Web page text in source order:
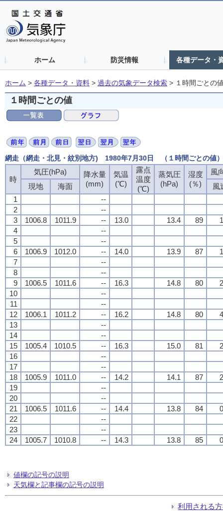
ホーム 防災情報 各種データ・
ホーム > 各種データ・資料 > 過去の気象データ検索 > １時間ごとの
１時間ごとの値
網走（網走・北見・紋別地方) 1980年7月30日 （１時間ごとの値）
時
気圧(hPa)
降水量
(mm)
気温
(℃)
露点
温度
(℃)
蒸気圧
(hPa)
湿度
(％)
風
現地
海面
風
1
--
2
--
3
1006.8 1011.9 -- 13.0 13.4 89
4
--
5
--
6
1006.9 1012.0 -- 14.0 13.9 87
7
--
8
--
9
1006.5 1011.6 -- 16.3 14.8 80
10
--
11
--
12
1006.1 1011.2 -- 16.2 14.8 80
13
--
14
--
15
1005.4 1010.5 -- 16.3 15.0 81
16
--
17
--
18
1005.9 1011.0 -- 14.2 14.1 87
19
--
20
--
21
1006.5 1011.6 -- 14.4 13.8 84
22
--
23
--
24
1005.7 1010.8 -- 14.3 13.8 85
値欄の記号の説明
天気欄と記事欄の記号の説明
利用される